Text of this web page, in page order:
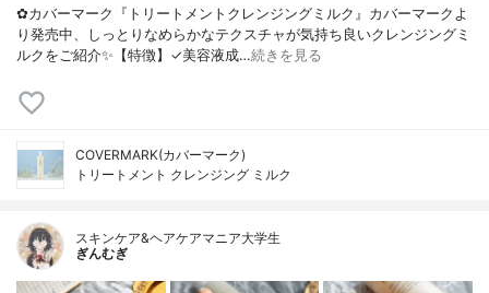
✿カバーマーク『トリートメントクレンジングミルク』カバーマークよ
り発売中、しっとりなめらかなテクスチャが気持ち良いクレンジングミ
ルクをご紹介✨【特徴】✓美容液成…続きを見る
COVERMARK(カバーマーク)
トリートメント クレンジング ミルク
スキンケア&ヘアケアマニア大学生
ぎんむぎ